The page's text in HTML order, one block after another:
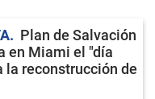
Plan de Salvación
en Miami el "día
la reconstrucción de